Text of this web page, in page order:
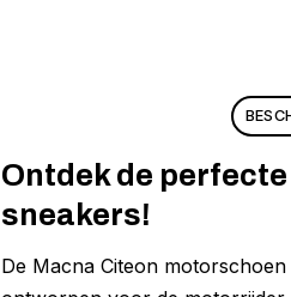
Ontdek de
sneakers!
De Macna Citeon